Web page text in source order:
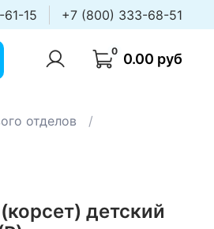
15 +7 (800) 333-68-51
0 0.00 руб
отделов
детский